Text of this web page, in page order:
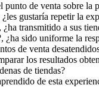
punto de venta sobre la
gustaría repetir la
¿ha transmitido a sus
¿ha sido uniforme la
de venta
los resultados
de tiendas?
de esta